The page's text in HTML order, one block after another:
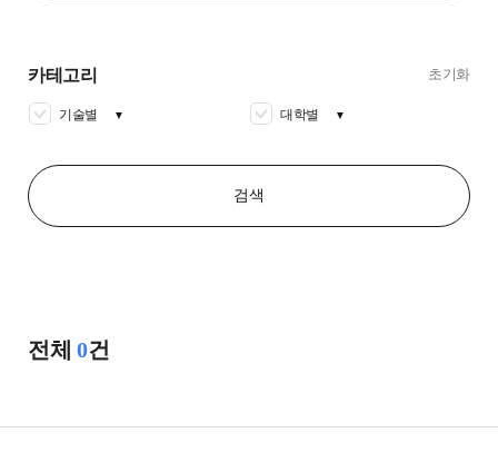
전체 0건
카테고리 초기화
기술별 ▼ 대학별 ▼
검색